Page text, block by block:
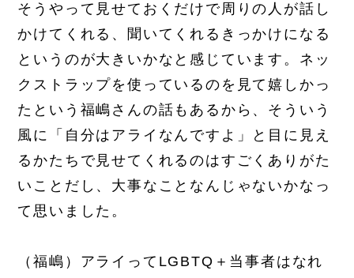
そうやって見せておくだけで周りの人が話し
かけてくれる、聞いてくれるきっかけになる
というのが大きいかなと感じています。ネッ
クストラップを使っているのを見て嬉しかっ
たという福嶋さんの話もあるから、そういう
風に「自分はアライなんですよ」と目に見え
るかたちで見せてくれるのはすごくありがた
いことだし、大事なことなんじゃないかなっ
て思いました。
（福嶋）アライってLGBTQ＋当事者はなれ